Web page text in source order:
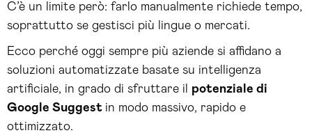
C’è un limite però: farlo manualmente richiede tempo,
soprattutto se gestisci più lingue o mercati.
Ecco perché oggi sempre più aziende si affidano a
soluzioni automatizzate basate su intelligenza
artificiale, in grado di sfruttare il potenziale di
Google Suggest in modo massivo, rapido e
ottimizzato.